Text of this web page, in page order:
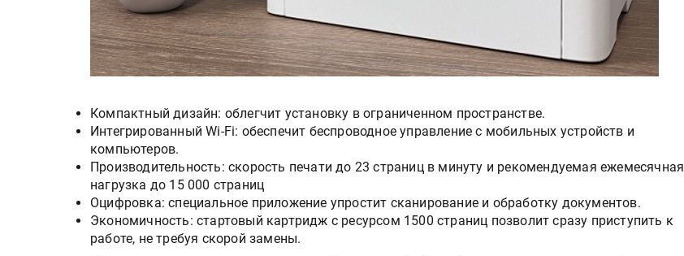
Компактный дизайн: облегчит установку в ограниченном пространстве.
Интегрированный Wi-Fi: обеспечит беспроводное управление с мобильных устройств и
компьютеров.
Производительность: скорость печати до 23 страниц в минуту и рекомендуемая ежемесячная
нагрузка до 15 000 страниц
Оцифровка: специальное приложение упростит сканирование и обработку документов.
Экономичность: стартовый картридж с ресурсом 1500 страниц позволит сразу приступить к
работе, не требуя скорой замены.